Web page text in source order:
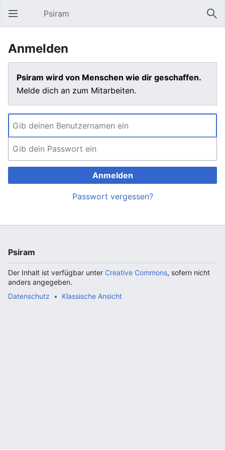
Hauptmenü öffnen Psiram
Anmelden
Psiram wird von Menschen wie dir geschaffen.
Melde dich an zum Mitarbeiten.
Anmelden
Passwort vergessen?
Psiram
Der Inhalt ist verfügbar unter Creative Commons, sofern nicht
anders angegeben.
Datenschutz
Klassische Ansicht